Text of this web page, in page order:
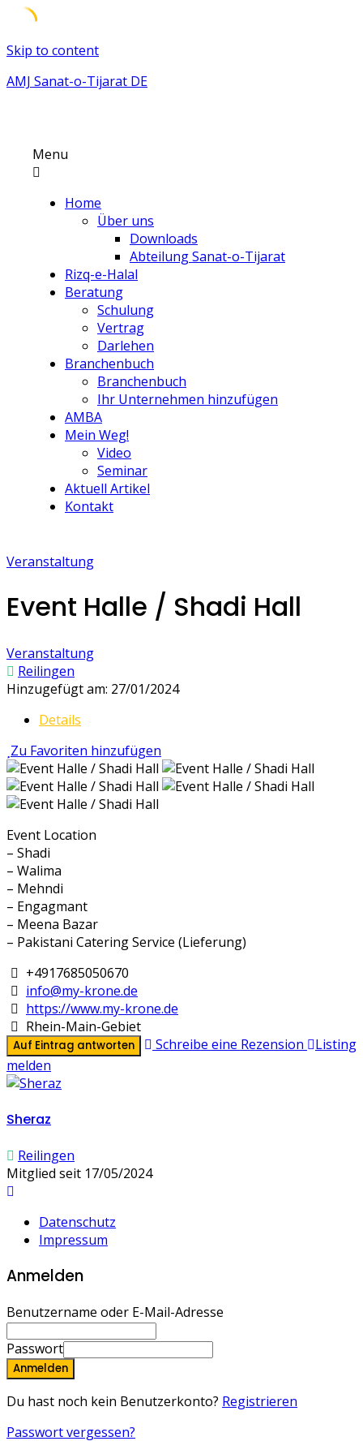
Skip to content
AMJ Sanat-o-Tijarat DE
Menu
Home
Über uns
Downloads
Abteilung Sanat-o-Tijarat
Rizq-e-Halal
Beratung
Schulung
Vertrag
Darlehen
Branchenbuch
Branchenbuch
Ihr Unternehmen hinzufügen
AMBA
Mein Weg!
Video
Seminar
Aktuell Artikel
Kontakt
Veranstaltung
Event Halle / Shadi Hall
Veranstaltung
Reilingen
Hinzugefügt am: 27/01/2024
Details
Zu Favoriten hinzufügen
Event Location
– Shadi
– Walima
– Mehndi
– Engagmant
– Meena Bazar
– Pakistani Catering Service (Lieferung)
+4917685050670
info@my-krone.de
https://www.my-krone.de
Rhein-Main-Gebiet
Auf Eintrag antworten Schreibe eine Rezension
Listing
melden
Sheraz
Reilingen
Mitglied seit 17/05/2024
Datenschutz
Impressum
Anmelden
Benutzername oder E-Mail-Adresse
Passwort
Anmelden
Du hast noch kein Benutzerkonto? Registrieren
Passwort vergessen?